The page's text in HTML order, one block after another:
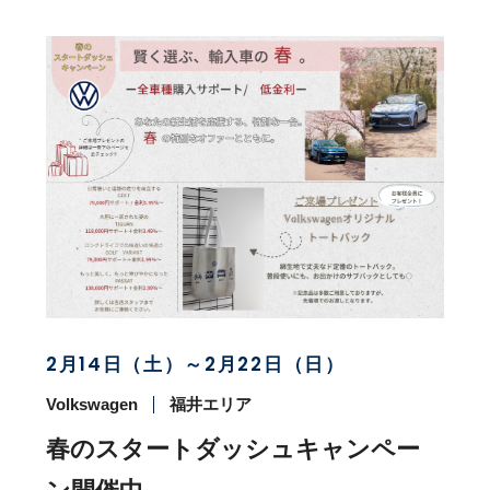
2月14日（土）～2月22日（日）
Volkswagen 福井エリア
春のスタートダッシュキャンペー